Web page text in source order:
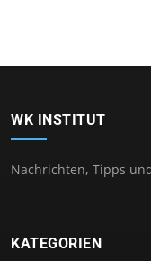
WK INSTITUT
Nachrichten, Tipps
KATEGORIEN